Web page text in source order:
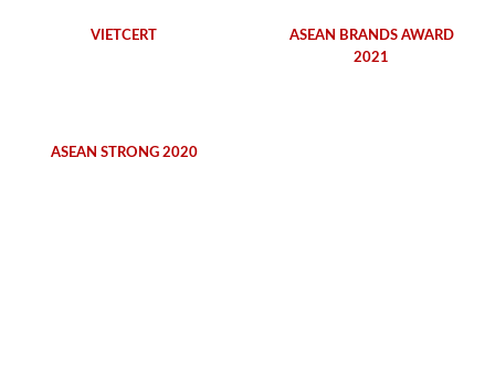
VIETCERT
ASEAN BRANDS AWARD
2021
ASEAN STRONG 2020